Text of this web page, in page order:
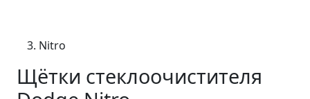
Nitro
Щётки стеклоочистителя